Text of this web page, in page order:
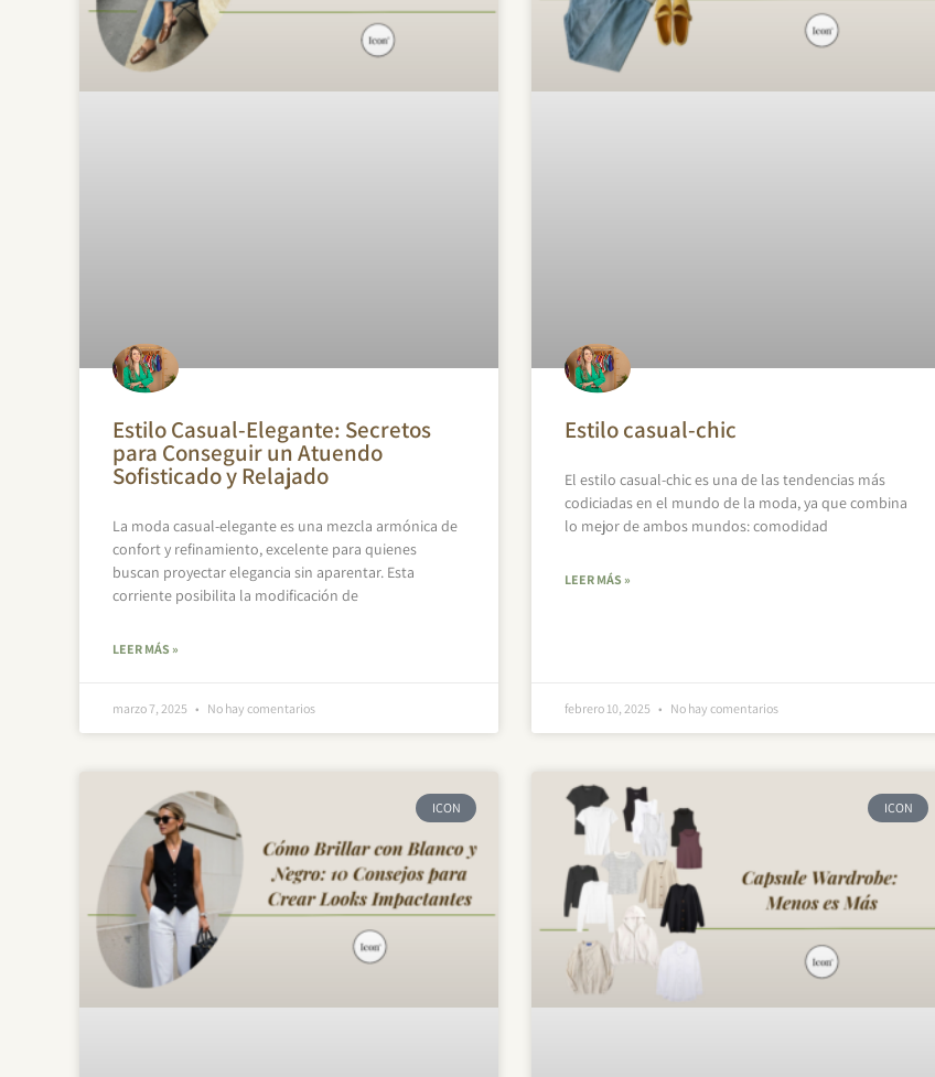
Estilo Casual-Elegante: Secretos
para Conseguir un Atuendo
Sofisticado y Relajado
La moda casual-elegante es una mezcla armónica de
confort y refinamiento, excelente para quienes
buscan proyectar elegancia sin aparentar. Esta
corriente posibilita la modificación de
LEER MÁS »
marzo 7, 2025 No hay comentarios
Estilo casual-chic
El estilo casual-chic es una de las tendencias más
codiciadas en el mundo de la moda, ya que combina
lo mejor de ambos mundos: comodidad
LEER MÁS »
febrero 10, 2025 No hay comentarios
ICON ICON